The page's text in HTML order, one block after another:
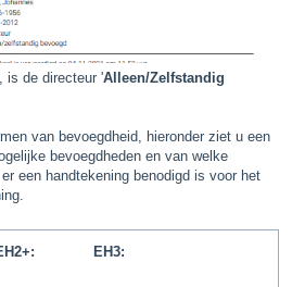
is de directeur 'Alleen/Zelfstandig
van bevoegdheid, hieronder ziet u een
bevoegdheden en van welke
een handtekening benodigd is voor het
EH3: